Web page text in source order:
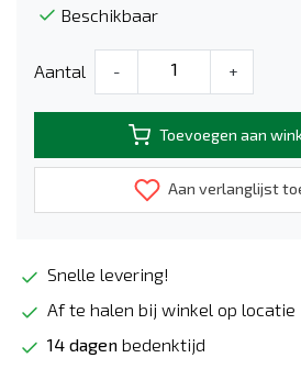
Beschikbaar
Aantal - +
Toevoegen aan
Aan verlanglijst
Snelle levering!
Af te halen bij winkel op locatie
14 dagen bedenktijd